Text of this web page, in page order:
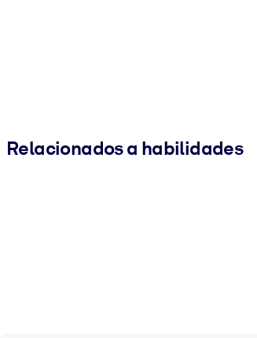
Relacionados a habilidades